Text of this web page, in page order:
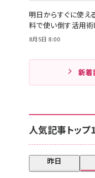
明日からすぐに使
料で使い倒す活用術
8月5日 8:00
新着
人気記事トップ
昨日